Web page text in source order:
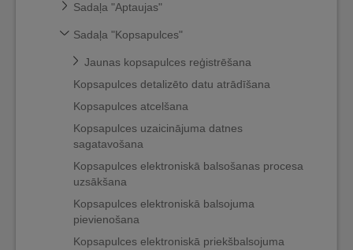
Sadaļa "Aptaujas"
Sadaļa "Kopsapulces"
Jaunas kopsapulces reģistrēšana
Kopsapulces detalizēto datu atrādīšana
Kopsapulces atcelšana
Kopsapulces uzaicinājuma datnes
sagatavošana
Kopsapulces elektroniskā balsošanas procesa
uzsākšana
Kopsapulces elektroniskā balsojuma
pievienošana
Kopsapulces elektroniskā priekšbalsojuma